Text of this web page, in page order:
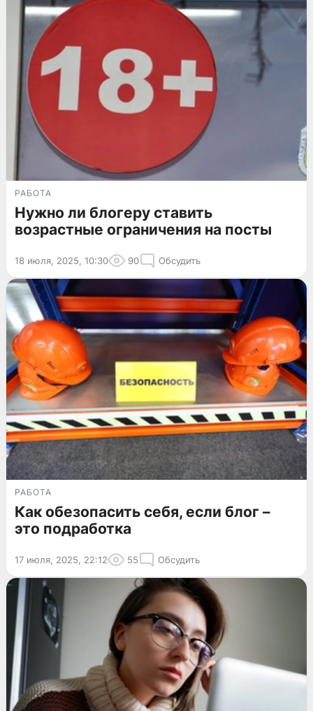
РАБОТА
Нужно ли блогеру ставить
возрастные ограничения на посты
18 июля, 2025, 10:30 90 Обсудить
РАБОТА
Как обезопасить себя, если блог –
это подработка
17 июля, 2025, 22:12 55 Обсудить